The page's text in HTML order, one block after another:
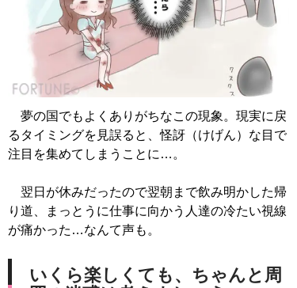
夢の国でもよくありがちなこの現象。現実に戻
るタイミングを見誤ると、怪訝（けげん）な目で
注目を集めてしまうことに…。
翌日が休みだったので翌朝まで飲み明かした帰
り道、まっとうに仕事に向かう人達の冷たい視線
が痛かった…なんて声も。
いくら楽しくても、ちゃんと周